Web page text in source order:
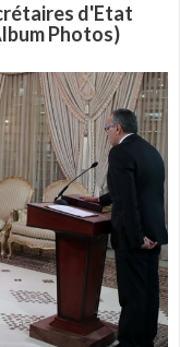
d'Etat
Photos)